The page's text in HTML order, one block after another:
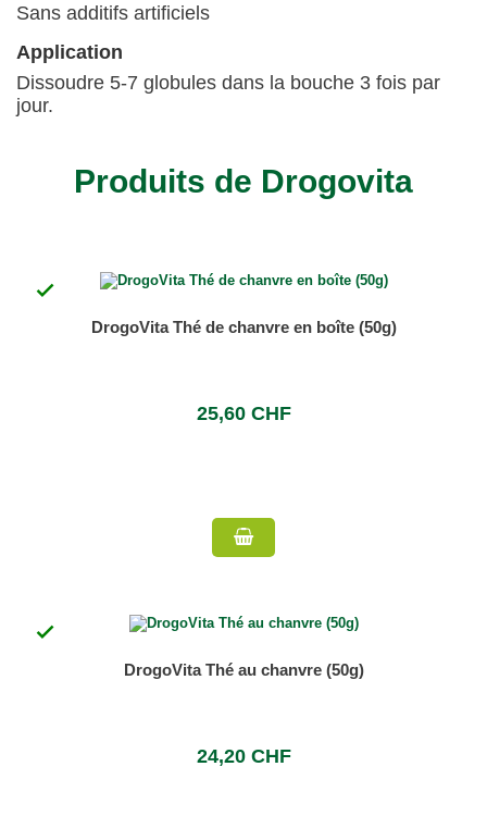
Sans additifs artificiels
Application
Dissoudre 5-7 globules dans la bouche 3 fois par
jour.
Produits de Drogovita

DrogoVita Thé de chanvre en boîte (50g)
25,60 CHF

DrogoVita Thé au chanvre (50g)
24,20 CHF